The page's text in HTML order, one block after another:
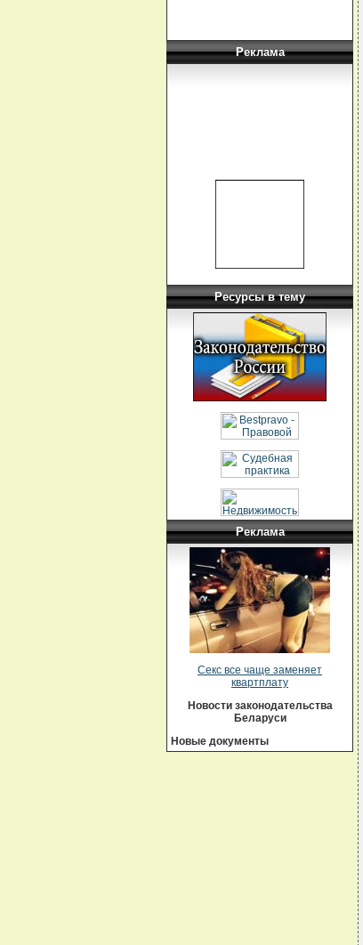
Реклама
Ресурсы в тему
Реклама
Секс все чаще заменяет
квартплату
Новости законодательства
Беларуси
Новые документы